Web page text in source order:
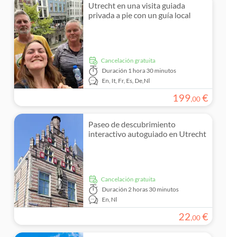
Utrecht en una visita guiada
privada a pie con un guía local
cancelación gratuita
Duración 1 hora 30 minutos
En, It, Fr, Es, De,Nl
199,00 €
Paseo de descubrimiento
interactivo autoguiado en Utrecht
cancelación gratuita
Duración 2 horas 30 minutos
En,Nl
22,00 €